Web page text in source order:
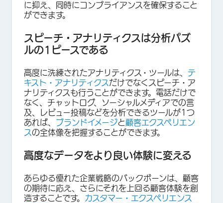
に抑え、同時にコンプライアンスを確保すること
ができます。
スピーチ・アナリティクスは分析パズ
ルの1ピースである
高度に洗練されたアナリティクス・ツールは、 テ
キスト・アナリティクス だけでなくスピーチ・ア
ナリティクスも行うことができます。電話だけで
なく、チャットログ、ソーシャルメディアでの言
及、レビュー投稿などを分析できるツールが1つ
あれば、 ブランドイメージと顧客エクスペリエン
スの全体像を把握することができます。
高度なデータをより良い体験に変える
あらゆる優れた企業戦略のバックボーンは、顧客
の期待に応え、さらにそれを上回る顧客体験を創
造することです。 カスタマー・エクスペリエンス